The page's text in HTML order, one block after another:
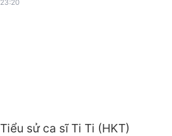
23:20
Tiểu sử ca sĩ Ti Ti (HKT)